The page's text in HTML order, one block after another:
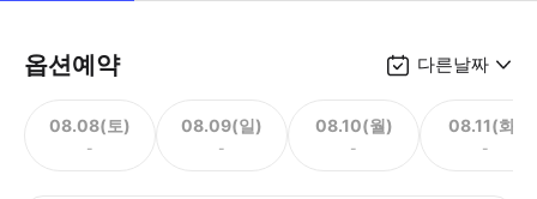
옵션예약 다른날짜
08.08(토)
-
08.09(일)
-
08.10(월)
-
08.11(화)
-